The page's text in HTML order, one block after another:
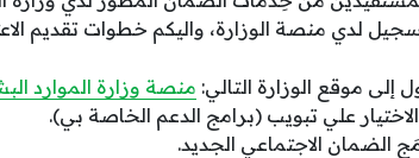
لدي منصة الوزارة، واليكم خطوات تقديم
إلى موقع الوزارة التالي: منصة وزارة الموارد
علي تبويب (برامج الدعم الخاصة بي).
الضمان الاجتماعي الجديد.